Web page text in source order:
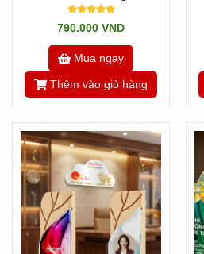
cao cấp
790.000 VND
Mua ngay
Thêm vào giỏ hàng